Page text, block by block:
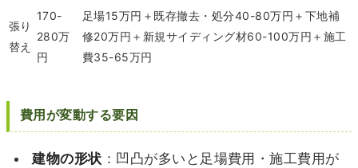
張り
替え
170-
280万
円
足場15万円＋既存撤去・処分40-80万円＋下地補
修20万円＋新規サイディング材60-100万円＋施工
費35-65万円
費用が変動する要因
建物の形状 ：凹凸が多いと足場費用・施工費用が